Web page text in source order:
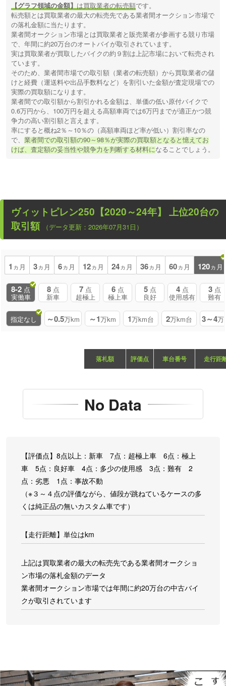
【グラフ領域の金額】 は買取業者の転売額です。
転売額とは買取業者の最大の転売先である業者間オークション市場で
の落札金額に当たります。
業者間オークション市場とは買取業者と販売業者が参画する競り市場
で、年間に約20万台のオートバイが取引されています。
実は買取業者が買取したバイクの約９割は上記市場において転売され
ています。
そのため、業者間市場での取引額（業者の転売額）から買取業者の儲
けと経費（運送料や出品手数料など）を割引いた金額が査定現場での
実際の買取額になります。
業者間での取引額から割引かれる金額は、単価の低い原付バイクで
0.6万円から、100万円を超える高額車両では6万円までが適正かつ競
争力の高い割引額と言えます。
率にすると概ね2％～10％の（高額車両ほど率が低い）割引率なの
で、業者間での取引額の90～98％が実際の買取額となると憶えてお
けば、査定額の妥当性や競争力を判断する材料になることでしょう。
ヴィットピレン250【2020～24年】
取引額
（データ更新：2026年07月31日）
1 ヵ月 3ヵ月 6ヵ月 12ヵ月 24ヵ月 36ヵ月 60ヵ月 120ヵ月
8-2 点
実働車
8 点
新車
7 点
超極上
6 点
極上車
5 点
良好
4 点
使用感有
3 点
難有
指定なし ～0.5万km ～1万km 1万km台 2万km台 3～4万
落札額 評価点 車台番号 走行距
No Data
【評価点】8点以上：新車 7点：超極上車 6点：極上
車 5点：良好車 4点：多少の使用感 3点：難有 2
点：劣悪 1点：事故不動
（※３～４点の評価ながら、値段が跳ねているケースの多
くは純正品の無いカスタム車です）
【走行距離】単位はkm
上記は買取業者の最大の転売先である業者間オークショ
ン市場の落札金額のデータ
業者間オークション市場では年間に約20万台の中古バイ
クが取引されています